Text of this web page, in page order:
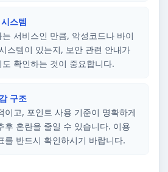
스템
서비스인 만큼, 악성코드나 바이
스템이 있는지, 보안 관련 안내가
확인하는 것이 중요합니다.
구조
이고, 포인트 사용 기준이 명확하게
후 혼란을 줄일 수 있습니다. 이용
를 반드시 확인하시기 바랍니다.